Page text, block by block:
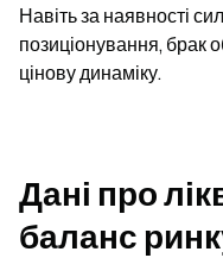
Навіть за наявності
позиціонування, брак
цінову динаміку.
Дані про
баланс